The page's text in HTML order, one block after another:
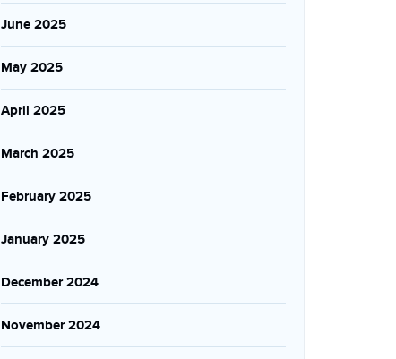
June 2025
May 2025
April 2025
March 2025
February 2025
January 2025
December 2024
November 2024